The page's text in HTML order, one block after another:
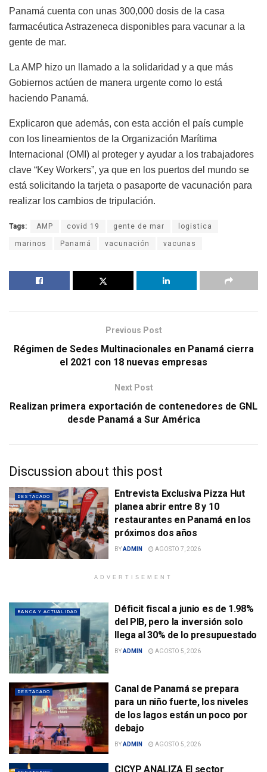
Panamá cuenta con unas 300,000 dosis de la casa
farmacéutica Astrazeneca disponibles para vacunar a la
gente de mar.
La AMP hizo un llamado a la solidaridad y a que más
Gobiernos actúen de manera urgente como lo está
haciendo Panamá.
Explicaron que además, con esta acción el país cumple
con los lineamientos de la Organización Marítima
Internacional (OMI) al proteger y ayudar a los trabajadores
clave “Key Workers”, ya que en los puertos del mundo se
está solicitando la tarjeta o pasaporte de vacunación para
realizar los cambios de tripulación.
Tags: AMP covid 19 gente de mar logistica
marinos Panamá vacunación vacunas
Previous Post
Régimen de Sedes Multinacionales en Panamá cierra
el 2021 con 18 nuevas empresas
Next Post
Realizan primera exportación de contenedores de GNL
desde Panamá a Sur América
Discussion about this post
DESTACADO
Entrevista Exclusiva Pizza Hut
planea abrir entre 8 y 10
restaurantes en Panamá en los
próximos dos años
BYADMIN AGOSTO 7, 2026
ADVERTISEMENT
BANCA Y ACTUALIDAD
Déficit fiscal a junio es de 1.98%
del PIB, pero la inversión solo
llega al 30% de lo presupuestado
BYADMIN AGOSTO 5, 2026
DESTACADO
Canal de Panamá se prepara
para un niño fuerte, los niveles
de los lagos están un poco por
debajo
BYADMIN AGOSTO 5, 2026
CICYP ANALIZA El sector